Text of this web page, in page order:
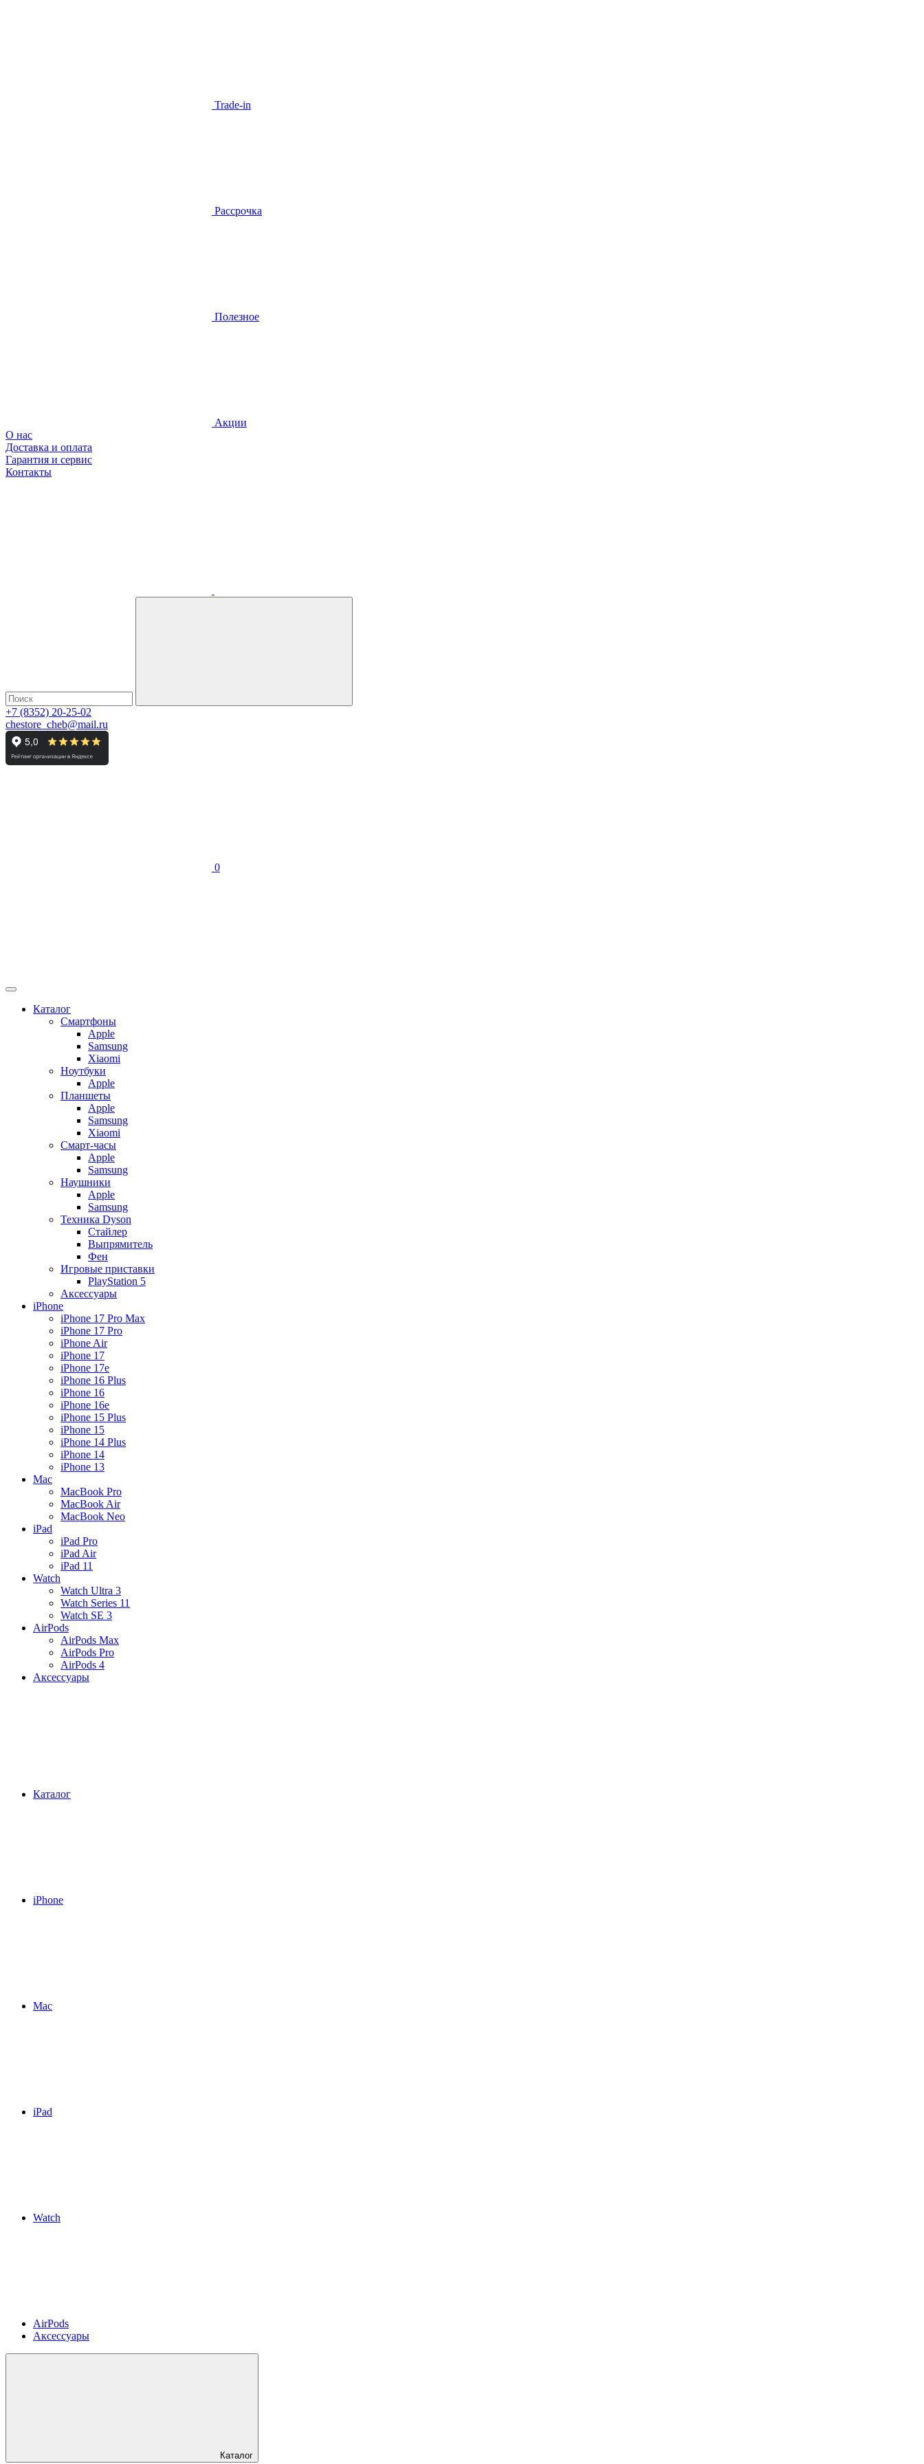
Trade-in
Рассрочка
Полезное
Акции
О нас
Доставка и оплата
Гарантия и сервис
Контакты
+7 (8352) 20-25-02
chestore_cheb@mail.ru
0
Каталог
Смартфоны
Apple
Samsung
Xiaomi
Ноутбуки
Apple
Планшеты
Apple
Samsung
Xiaomi
Смарт-часы
Apple
Samsung
Наушники
Apple
Samsung
Техника Dyson
Стайлер
Выпрямитель
Фен
Игровые приставки
PlayStation 5
Аксессуары
iPhone
iPhone 17 Pro Max
iPhone 17 Pro
iPhone Air
iPhone 17
iPhone 17e
iPhone 16 Plus
iPhone 16
iPhone 16e
iPhone 15 Plus
iPhone 15
iPhone 14 Plus
iPhone 14
iPhone 13
Mac
MacBook Pro
MacBook Air
MacBook Neo
iPad
iPad Pro
iPad Air
iPad 11
Watch
Watch Ultra 3
Watch Series 11
Watch SE 3
AirPods
AirPods Max
AirPods Pro
AirPods 4
Аксессуары
Каталог
iPhone
Mac
iPad
Watch
AirPods
Аксессуары
Каталог